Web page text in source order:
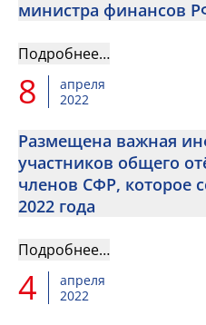
министра финансов
Подробнее…
8
апреля
2022
Размещена важная
участников общего
членов СФР, которое
2022 года
Подробнее…
4
апреля
2022